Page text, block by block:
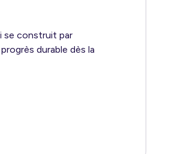
se construit par
durable dès la